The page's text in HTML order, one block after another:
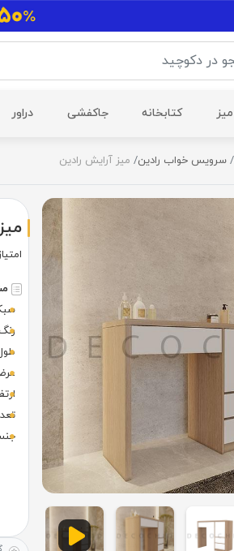
میز کتابخانه جاکفشی دراور
سرویس خواب رادین میز آرایش رادین